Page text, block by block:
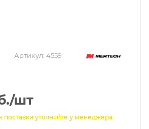
Артикул: 4559
/шт
поставки уточняйте у менеджера